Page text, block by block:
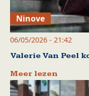
Ninove
06/05/2026 - 21:42
Valerie Van Peel
Meer lezen